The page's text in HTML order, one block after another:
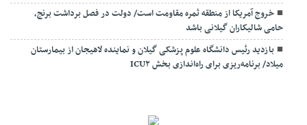
خروج آمریکا از منطقه ثمره مقاومت است/ دولت در فصل برداشت برنج،
حامی شالیکاران گیلانی باشد
بازدید رئیس دانشگاه علوم پزشکی گیلان و نماینده لاهیجان از بیمارستان
میلاد/ برنامه‌ریزی برای راه‌اندازی بخش ICU۲